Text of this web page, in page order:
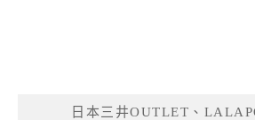
日本三井OUTLET、